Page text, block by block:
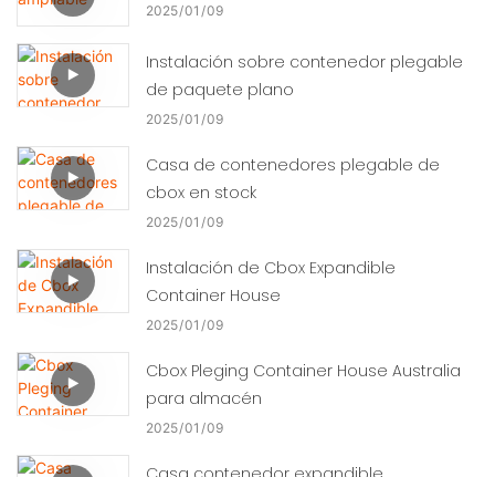
2025 01 09
Instalación sobre contenedor plegable
de paquete plano
2025 01 09
Casa de contenedores plegable de
cbox en stock
2025 01 09
Instalación de Cbox Expandible
Container House
2025 01 09
Cbox Pleging Container House Australia
para almacén
2025 01 09